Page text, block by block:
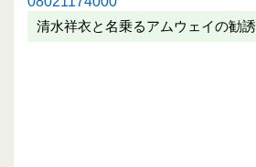
清水祥衣と名乗るアムウェイの勧誘